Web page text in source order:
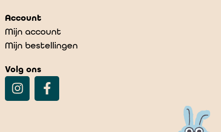
Account
Mijn account
Mijn bestellingen
Volg ons